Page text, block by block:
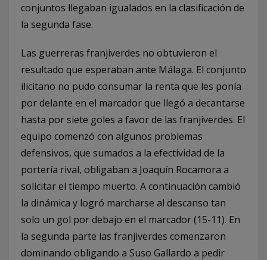
conjuntos llegaban igualados en la clasificación de
la segunda fase.
Las guerreras franjiverdes no obtuvieron el
resultado que esperaban ante Málaga. El conjunto
ilicitano no pudo consumar la renta que les ponía
por delante en el marcador que llegó a decantarse
hasta por siete goles a favor de las franjiverdes. El
equipo comenzó con algunos problemas
defensivos, que sumados a la efectividad de la
portería rival, obligaban a Joaquín Rocamora a
solicitar el tiempo muerto. A continuación cambió
la dinámica y logró marcharse al descanso tan
solo un gol por debajo en el marcador (15-11). En
la segunda parte las franjiverdes comenzaron
dominando obligando a Suso Gallardo a pedir